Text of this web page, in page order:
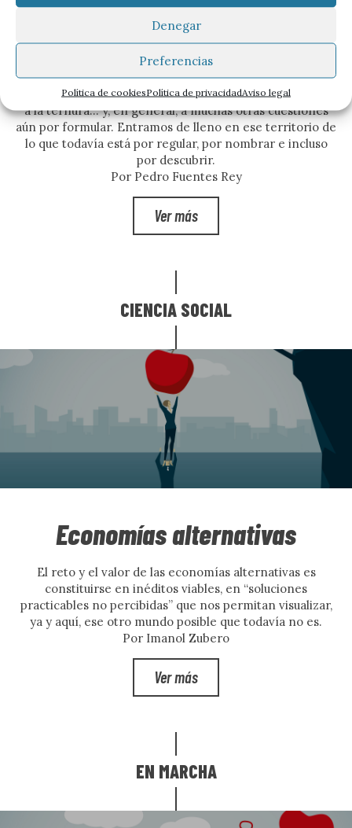
Denegar
Preferencias
Política de cookiesPolítica de privacidadAviso legal
rescate del sujeto
Cuando hablamos de los “otros” derechos nos referimos
al derecho a soñar, al derecho a la diferencia, al derecho
a la ternura… y, en general, a muchas otras cuestiones
aún por formular. Entramos de lleno en ese territorio de
lo que todavía está por regular, por nombrar e incluso
por descubrir.
Por Pedro Fuentes Rey
Ver más
CIENCIA SOCIAL
Economías alternativas
El reto y el valor de las economías alternativas es
constituirse en inéditos viables, en “soluciones
practicables no percibidas” que nos permitan visualizar,
ya y aquí, ese otro mundo posible que todavía no es.
Por Imanol Zubero
Ver más
EN MARCHA